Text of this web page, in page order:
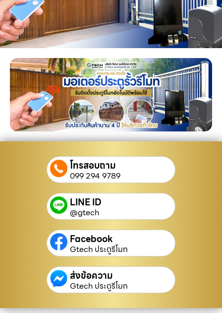
โทรสอบถาม
099 294 9789
LINE ID
@gtech
Facebook
Gtech ประตูรีโมท
ส่งข้อความ
Gtech ประตูรีโมท